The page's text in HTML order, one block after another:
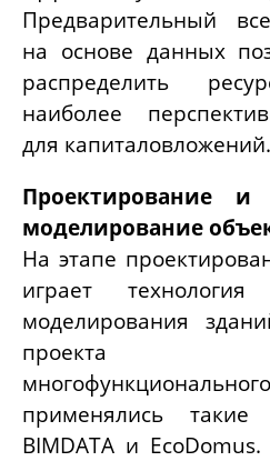
Предварительный
на основе данных
распределить
наиболее
для капиталовложений.
Проектирование и
моделирование
На этапе
играет технология
моделирования
проекта
применялись такие
BIMDATA и EcoDomus.